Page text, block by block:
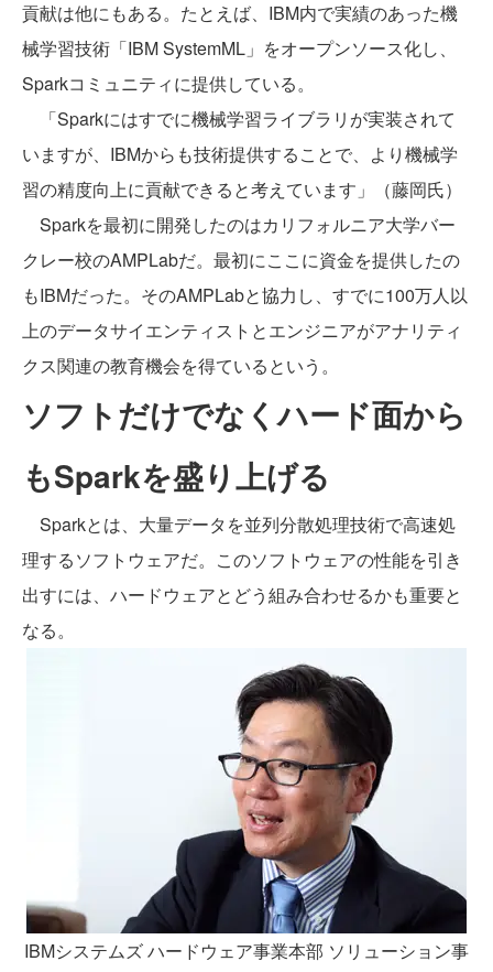
貢献は他にもある。たとえば、IBM内で実績のあった機
械学習技術「IBM SystemML」をオープンソース化し、
Sparkコミュニティに提供している。
「Sparkにはすでに機械学習ライブラリが実装されて
いますが、IBMからも技術提供することで、より機械学
習の精度向上に貢献できると考えています」（藤岡氏）
Sparkを最初に開発したのはカリフォルニア大学バー
クレー校のAMPLabだ。最初にここに資金を提供したの
もIBMだった。そのAMPLabと協力し、すでに100万人以
上のデータサイエンティストとエンジニアがアナリティ
クス関連の教育機会を得ているという。
ソフトだけでなくハード面から
もSparkを盛り上げる
Sparkとは、大量データを並列分散処理技術で高速処
理するソフトウェアだ。このソフトウェアの性能を引き
出すには、ハードウェアとどう組み合わせるかも重要と
なる。
IBMシステムズ ハードウェア事業本部 ソリューション事